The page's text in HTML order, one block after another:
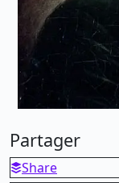
Partager
Share